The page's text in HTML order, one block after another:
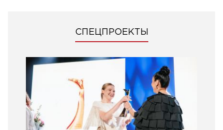
СПЕЦПРОЕКТЫ